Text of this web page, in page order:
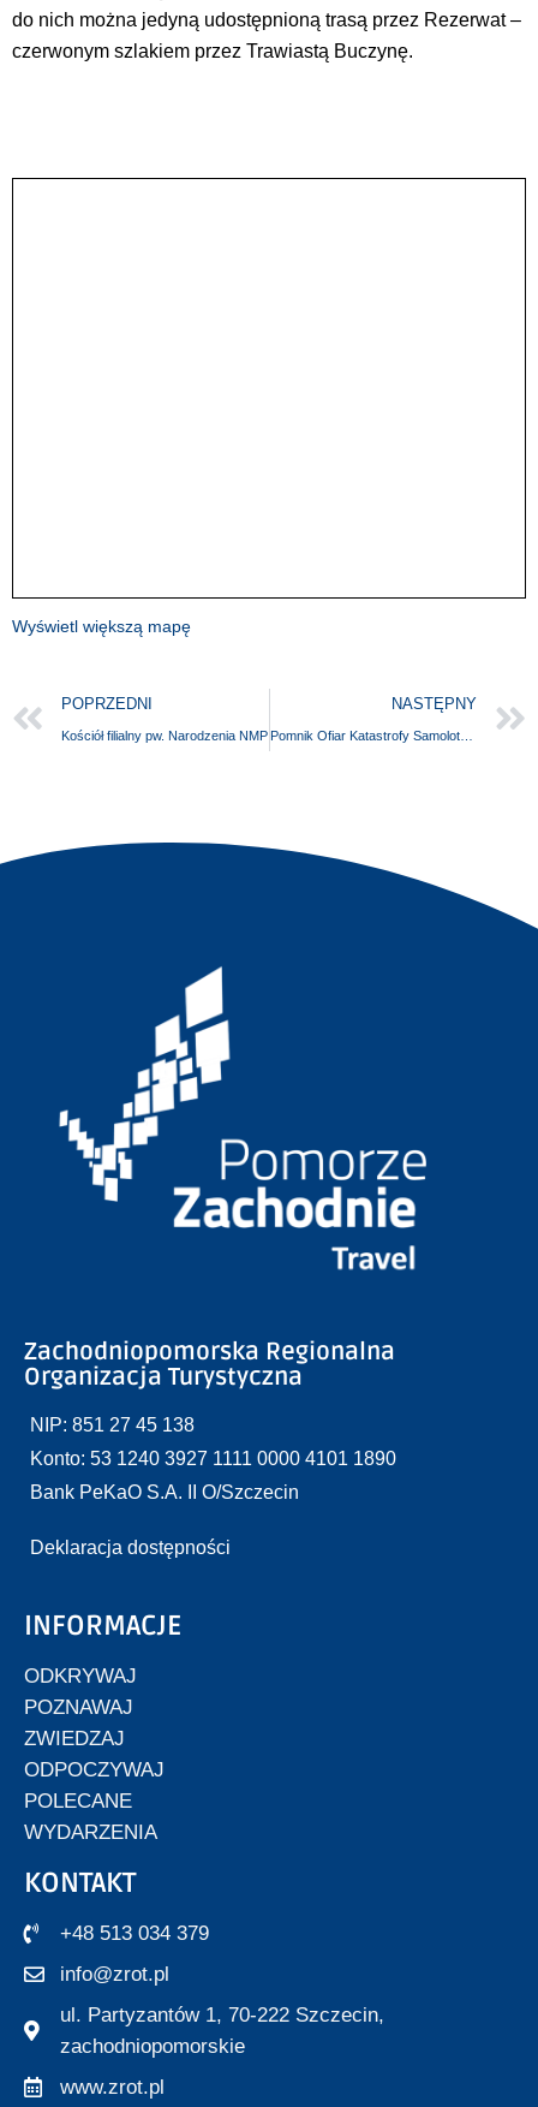
do nich można jedyną udostępnioną trasą przez Rezerwat –
czerwonym szlakiem przez Trawiastą Buczynę.
Wyświetl większą mapę
POPRZEDNI
Kościół filialny pw. Narodzenia NMP
NASTĘPNY
Pomnik Ofiar Katastrofy Samolotu CASA C-295M
Zachodniopomorska Regionalna
Organizacja Turystyczna
NIP: 851 27 45 138
Konto: 53 1240 3927 1111 0000 4101 1890
Bank PeKaO S.A. II O/Szczecin
Deklaracja dostępności
INFORMACJE
ODKRYWAJ
POZNAWAJ
ZWIEDZAJ
ODPOCZYWAJ
POLECANE
WYDARZENIA
KONTAKT
+48 513 034 379
info@zrot.pl
ul. Partyzantów 1, 70-222 Szczecin,
zachodniopomorskie
www.zrot.pl